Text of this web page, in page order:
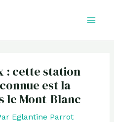
: cette station
est la
le Mont-Blanc
Eglantine Parrot